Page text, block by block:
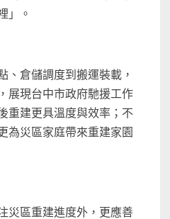
」。
、倉儲調度到搬運裝載，
展現台中市政府馳援工作
重建更具溫度與效率；不
為災區家庭帶來重建家園
災區重建進度外，更應善